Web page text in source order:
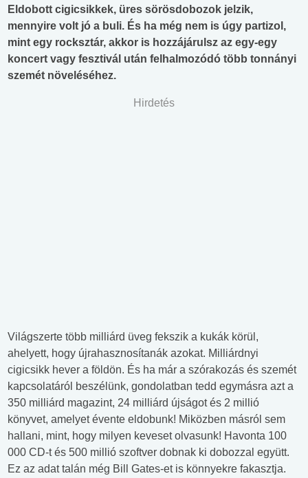
Eldobott cigicsikkek, üres sörösdobozok jelzik,
mennyire volt jó a buli. És ha még nem is úgy partizol,
mint egy rocksztár, akkor is hozzájárulsz az egy-egy
koncert vagy fesztivál után felhalmozódó több tonnányi
szemét növeléséhez.
Hirdetés
Világszerte több milliárd üveg fekszik a kukák körül,
ahelyett, hogy újrahasznosítanák azokat. Milliárdnyi
cigicsikk hever a földön. És ha már a szórakozás és szemét
kapcsolatáról beszélünk, gondolatban tedd egymásra azt a
350 milliárd magazint, 24 milliárd újságot és 2 millió
könyvet, amelyet évente eldobunk! Miközben másról sem
hallani, mint, hogy milyen keveset olvasunk! Havonta 100
000 CD-t és 500 millió szoftver dobnak ki dobozzal együtt.
Ez az adat talán még Bill Gates-et is könnyekre fakasztja.